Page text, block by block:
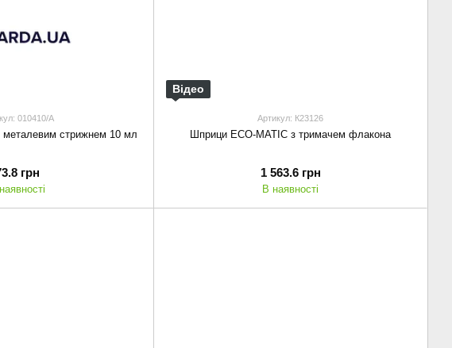
010410/А
металевим стрижнем 10 мл
грн
Відео
Артикул: К23126
Шприци ECO-MATIC з тримачем флакона
1 563.6 грн
В наявності